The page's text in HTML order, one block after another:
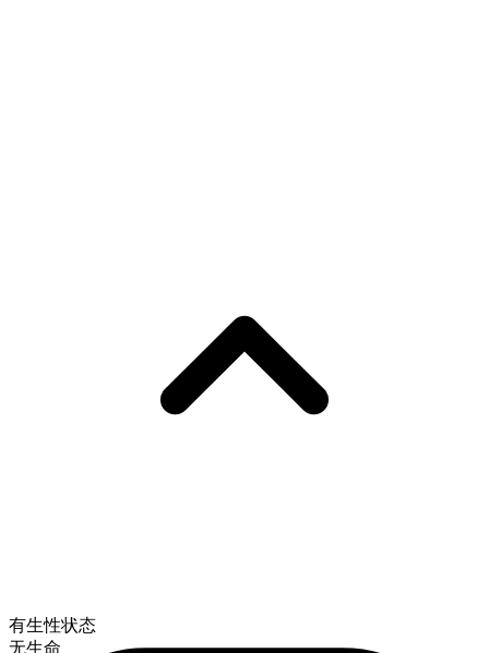
有生性状态
无生命